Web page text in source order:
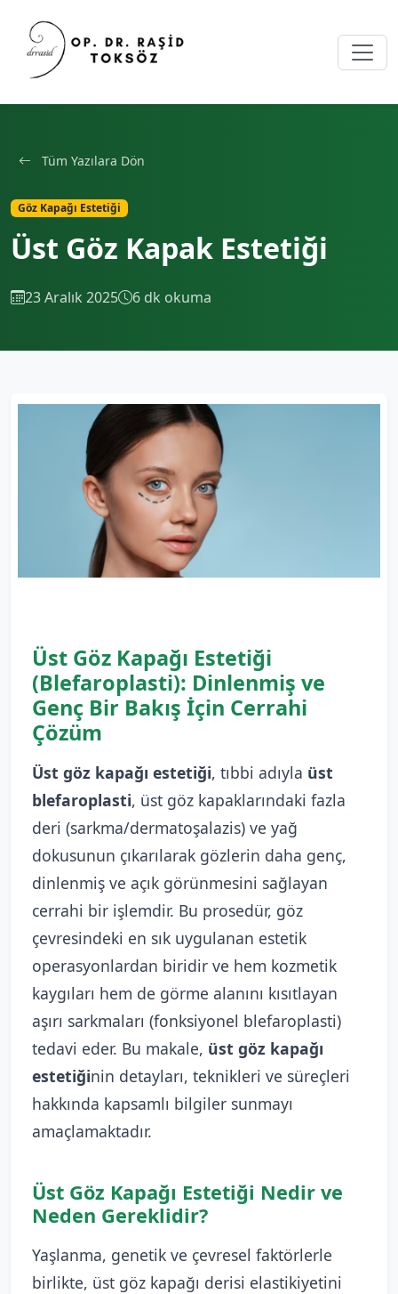
Tüm Yazılara Dön
Göz Kapağı Estetiği
Üst Göz Kapak Estetiği
23 Aralık 2025 6 dk okuma
Üst Göz Kapağı Estetiği
(Blefaroplasti): Dinlenmiş ve
Genç Bir Bakış İçin Cerrahi
Çözüm
Üst göz kapağı estetiği, tıbbi adıyla üst
blefaroplasti, üst göz kapaklarındaki fazla
deri (sarkma/dermatoşalazis) ve yağ
dokusunun çıkarılarak gözlerin daha genç,
dinlenmiş ve açık görünmesini sağlayan
cerrahi bir işlemdir. Bu prosedür, göz
çevresindeki en sık uygulanan estetik
operasyonlardan biridir ve hem kozmetik
kaygıları hem de görme alanını kısıtlayan
aşırı sarkmaları (fonksiyonel blefaroplasti)
tedavi eder. Bu makale, üst göz kapağı
estetiğinin detayları, teknikleri ve süreçleri
hakkında kapsamlı bilgiler sunmayı
amaçlamaktadır.
Üst Göz Kapağı Estetiği Nedir ve
Neden Gereklidir?
Yaşlanma, genetik ve çevresel faktörlerle
birlikte, üst göz kapağı derisi elastikiyetini